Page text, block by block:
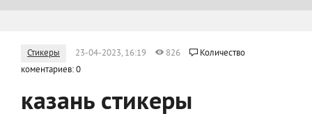
Стикеры 23-04-2023, 16:19 826
Количество
коментариев: 0
казань стикеры